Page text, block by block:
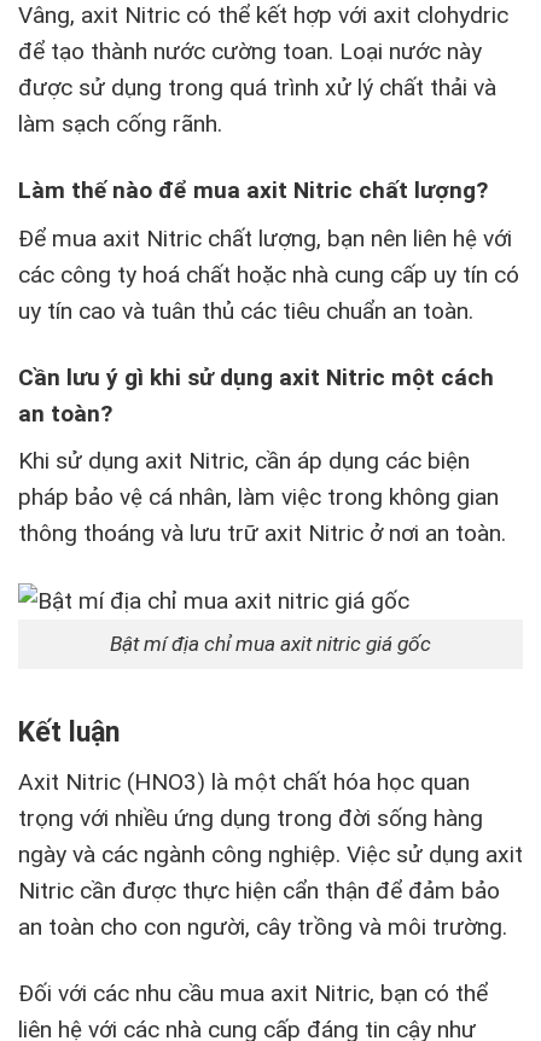
Vâng, axit Nitric có thể kết hợp với axit clohydric
để tạo thành nước cường toan. Loại nước này
được sử dụng trong quá trình xử lý chất thải và
làm sạch cống rãnh.
Làm thế nào để mua axit Nitric chất lượng?
Để mua axit Nitric chất lượng, bạn nên liên hệ với
các công ty hoá chất hoặc nhà cung cấp uy tín có
uy tín cao và tuân thủ các tiêu chuẩn an toàn.
Cần lưu ý gì khi sử dụng axit Nitric một cách
an toàn?
Khi sử dụng axit Nitric, cần áp dụng các biện
pháp bảo vệ cá nhân, làm việc trong không gian
thông thoáng và lưu trữ axit Nitric ở nơi an toàn.
Bật mí địa chỉ mua axit nitric giá gốc
Kết luận
Axit Nitric (HNO3) là một chất hóa học quan
trọng với nhiều ứng dụng trong đời sống hàng
ngày và các ngành công nghiệp. Việc sử dụng axit
Nitric cần được thực hiện cẩn thận để đảm bảo
an toàn cho con người, cây trồng và môi trường.
Đối với các nhu cầu mua axit Nitric, bạn có thể
liên hệ với các nhà cung cấp đáng tin cậy như